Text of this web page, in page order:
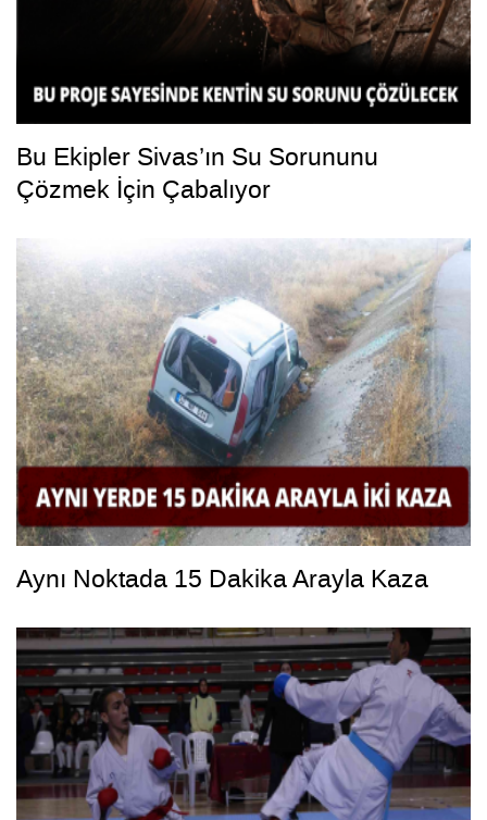
Bu Ekipler Sivas’ın Su Sorununu
Çözmek İçin Çabalıyor
Aynı Noktada 15 Dakika Arayla Kaza